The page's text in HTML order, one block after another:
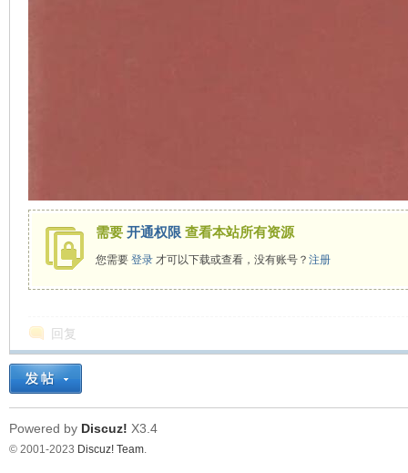
需要 开通权限 查看本站所有资源
您需要 登录才可以下载或查看，没有账号？ 注册
回复
Powered by Discuz! X3.4
© 2001-2023 Discuz! Team.